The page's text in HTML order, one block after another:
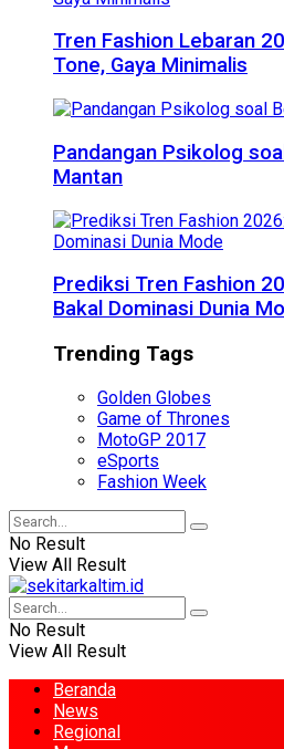
Tren Fashion Lebaran
Tone, Gaya Minimalis
Pandangan Psikolog
Mantan
Prediksi Tren Fashion
Bakal Dominasi Dunia
Trending Tags
Golden Globes
Game of Thrones
MotoGP 2017
eSports
Fashion Week
No Result
View All Result
No Result
View All Result
Beranda
News
Regional